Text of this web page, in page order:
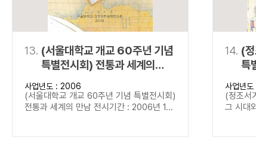
13. (서울대학교 개교 60주년 기념
특별전시회) 전통과 세계의
만남
사업년도 : 2006
(서울대학교 개교 60주년 기념 특별전시회)
전통과 세계의 만남 전시기간 : 2006년 1...
14. (
특
문화
사업년
(정조서
그 시대